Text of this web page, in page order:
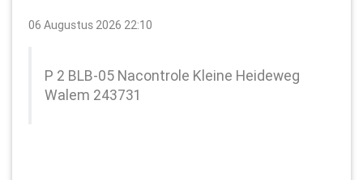
06 Augustus 2026 22:10
P 2 BLB-05 Nacontrole Kleine Heideweg
Walem 243731